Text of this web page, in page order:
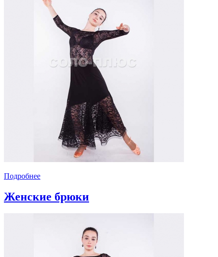
Подробнее
Женские брюки